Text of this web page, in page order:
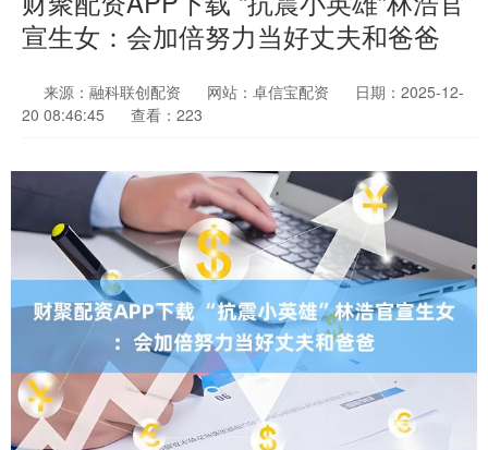
宣生女：会加倍努力当好丈夫和爸爸
来源：融科联创配资 网站：卓信宝配资
日期：2025-12-
20 08:46:45
查看：223